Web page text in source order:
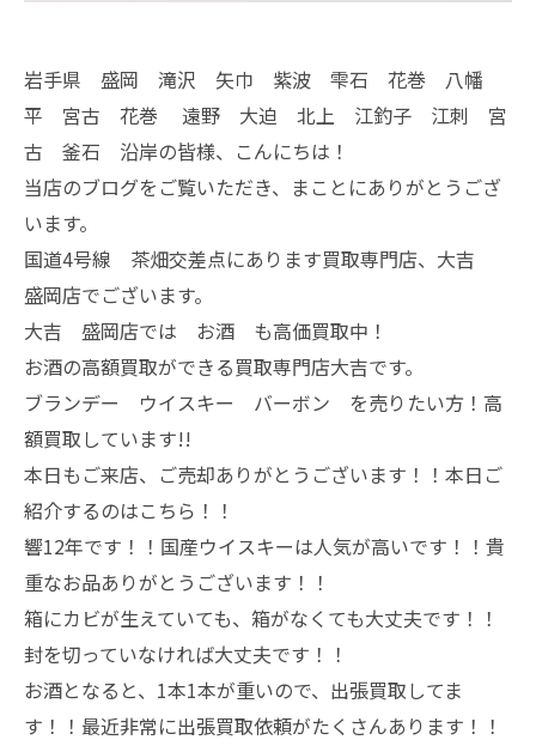
岩手県 盛岡 滝沢 矢巾 紫波 雫石 花巻 八幡
平 宮古 花巻 遠野 大迫 北上 江釣子 江刺 宮
古 釜石 沿岸の皆様、こんにちは！
当店のブログをご覧いただき、まことにありがとうござ
います。
国道4号線 茶畑交差点にあります買取専門店、大吉
盛岡店でございます。
大吉 盛岡店では お酒 も高価買取中！
お酒の高額買取ができる買取専門店大吉です。
ブランデー ウイスキー バーボン を売りたい方！高
額買取しています!!
本日もご来店、ご売却ありがとうございます！！本日ご
紹介するのはこちら！！
響12年です！！国産ウイスキーは人気が高いです！！貴
重なお品ありがとうございます！！
箱にカビが生えていても、箱がなくても大丈夫です！！
封を切っていなければ大丈夫です！！
お酒となると、1本1本が重いので、出張買取してま
す！！最近非常に出張買取依頼がたくさんあります！！